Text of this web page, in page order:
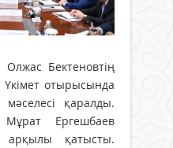
Бектеновтің
отырысында
қаралды.
Ергешбаев
арқылы қатысты.